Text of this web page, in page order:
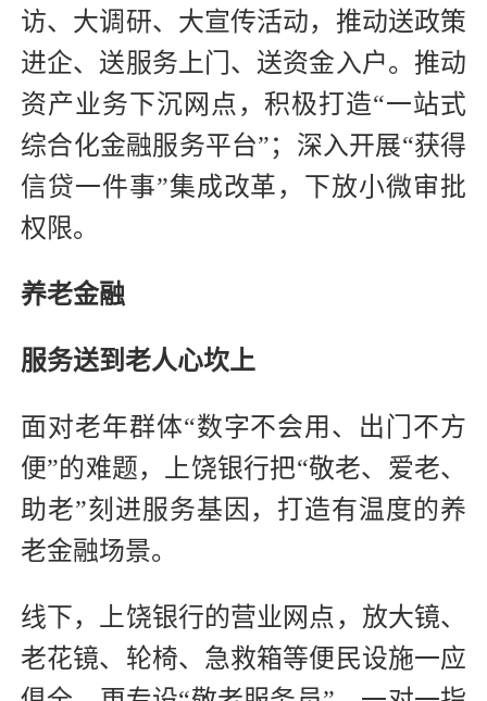
访、大调研、大宣传活动，推动送政策
进企、送服务上门、送资金入户。推动
资产业务下沉网点，积极打造“一站式
综合化金融服务平台”；深入开展“获得
信贷一件事”集成改革，下放小微审批
权限。
养老金融
服务送到老人心坎上
面对老年群体“数字不会用、出门不方
便”的难题，上饶银行把“敬老、爱老、
助老”刻进服务基因，打造有温度的养
老金融场景。
线下，上饶银行的营业网点，放大镜、
老花镜、轮椅、急救箱等便民设施一应